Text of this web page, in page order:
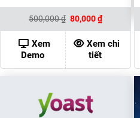
500,000₫ Giá
gốc
là:
500,000 ₫.
80,000₫Giá
hiện
tại
là:
80,000 ₫.
Xem
Demo
Xem chi
tiết